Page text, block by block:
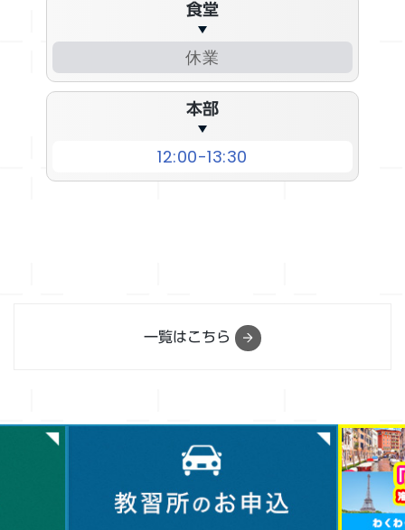
食堂
休業
本部
12:00-13:30
一覧はこちら